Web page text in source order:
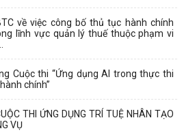
về việc công bố thủ tục hành chính
lĩnh vực quản lý thuế thuộc phạm vi
Cuộc thi “Ứng dụng AI trong thực thi
chính”
THI ỨNG DỤNG TRÍ TUỆ NHÂN TẠO
VỤ